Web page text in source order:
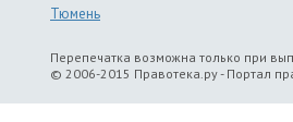
Тюмень
Перепечатка возможна только при
© 2006-2015 Правотека.ру - Портал